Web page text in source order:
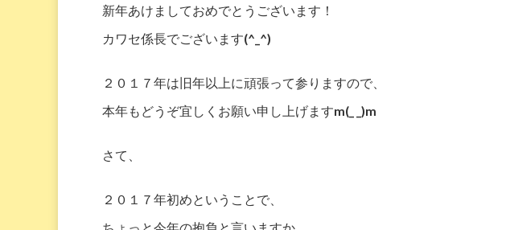
新年あけましておめでとうございます！
カワセ係長でございます(^_^)
２０１７年は旧年以上に頑張って参りますので、
本年もどうぞ宜しくお願い申し上げますm(_ _)m
さて、
２０１７年初めということで、
ちょっと今年の抱負と言いますか、